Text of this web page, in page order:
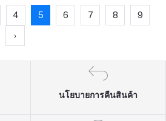
4 5 6 7 8 9
›
นโยบายการคืนสินค้า